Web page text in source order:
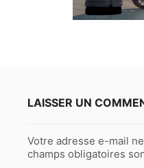
LAISSER UN
Votre adresse e-mail
champs obligatoires